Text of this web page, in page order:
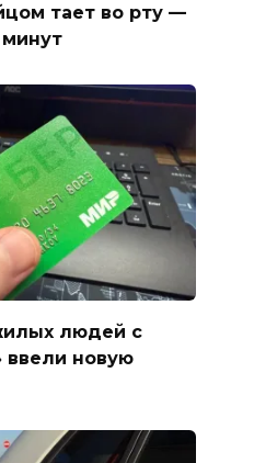
тает во рту —
минут
людей с
ввели новую